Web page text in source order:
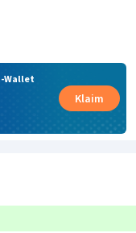
Wallet
Klaim